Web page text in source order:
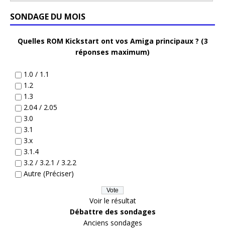
SONDAGE DU MOIS
Quelles ROM Kickstart ont vos Amiga principaux ? (3
réponses maximum)
1.0 / 1.1
1.2
1.3
2.04 / 2.05
3.0
3.1
3.x
3.1.4
3.2 / 3.2.1 / 3.2.2
Autre (Préciser)
Voir le résultat
Débattre des sondages
Anciens sondages